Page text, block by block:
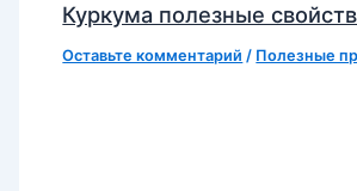
Куркума полезные
Оставьте комментарий / Полезные